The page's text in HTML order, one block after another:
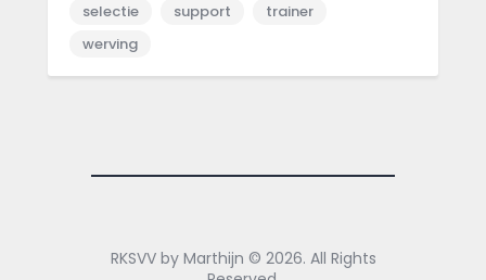
selectie
support
trainer
werving
RKSVV by Marthijn © 2026. All Rights